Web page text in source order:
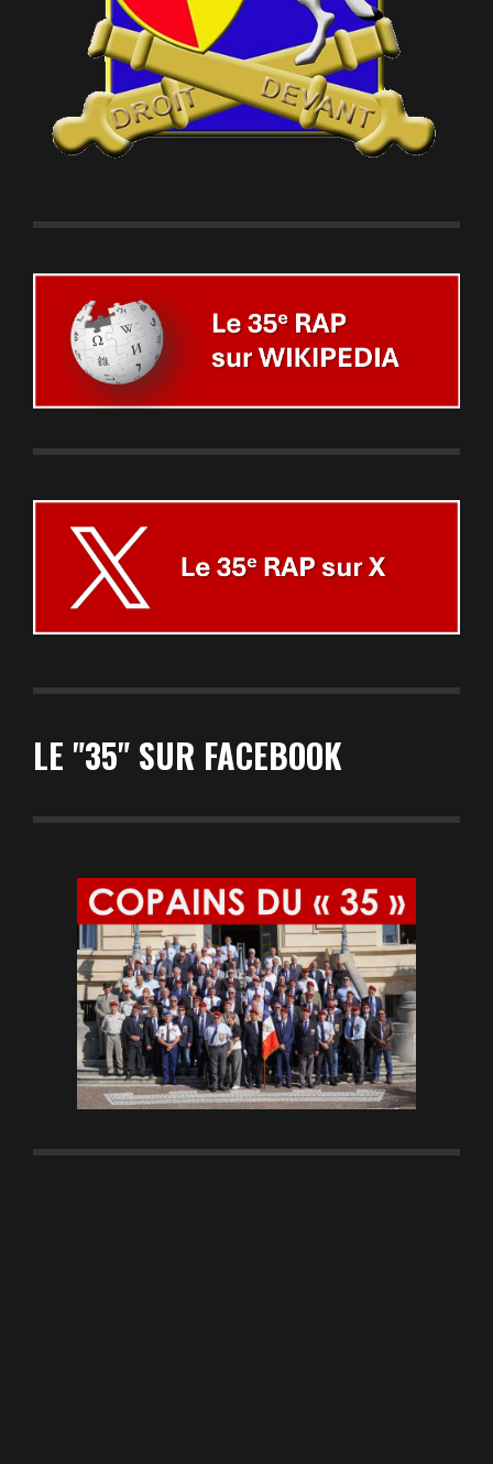
LE "35" SUR FACEBOOK